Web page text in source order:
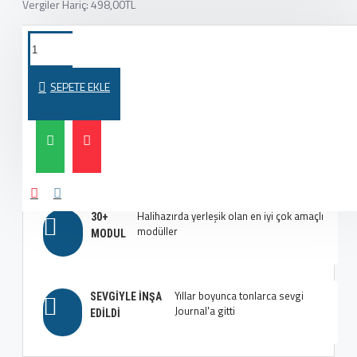
Vergiler Hariç: 498,00TL
SEPETE EKLE
EN İYI TIPOGRAFI
30+
MODUL
Halihazırda yerleşik olan en iyi çok amaçlı
modüller
SEVGIYLE İNŞA
EDILDI
Yıllar boyunca tonlarca sevgi
Journal'a gitti